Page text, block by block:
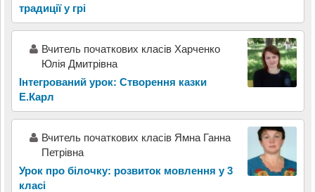
традиції у грі
Вчитель початкових класів Харченко
Юлія Дмитрівна
Інтегрований урок: Створення казки
Е.Карл
Вчитель початкових класів Ямна Ганна
Петрівна
Урок про білочку: розвиток мовлення у 3
класі